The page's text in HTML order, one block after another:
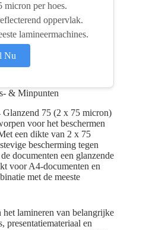
per hoes.
oppervlak.
lamineermachines.
Nu
& Minpunten
75 (2 x 75 micron)
voor het beschermen
een dikte van 2 x 75
bescherming tegen
documenten een glanzende
voor A4-documenten en
met de meeste
het lamineren van belangrijke
presentatiemateriaal en